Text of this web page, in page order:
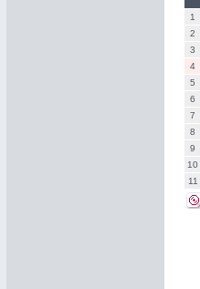
1
2
3
4
5
6
7
8
9
10
11